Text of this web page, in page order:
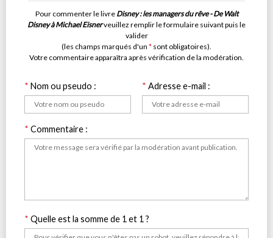
Pour commenter le livre Disney : les managers du rêve - De Walt
Disney à Michael Eisnerveuillez remplir le formulaire suivant puis le
valider
(les champs marqués d'un * sont obligatoires).
Votre commentaire apparaîtra après vérification de la modération.
* Nom ou pseudo : * Adresse e-mail :
* Commentaire :
* Quelle est la somme de 1 et 1 ?